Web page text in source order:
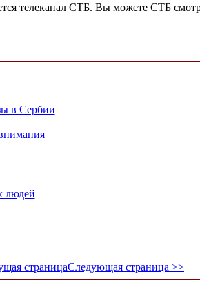
телеканал СТБ. Вы можете СТБ
в Сербии
людей
страницаСледующая страница >>